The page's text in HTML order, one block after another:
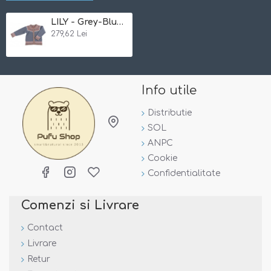
- foartecomod- excelent pentru casa sau exterior
aerisit sigros- perfect pentru sezonul rece, tine de
cald fara a supraincalzi
Varsta
0 - 3 luni
3 - 6 luni
6 - 12 luni
1 - 2 ani
3 - 4 ani
4 - 6 ani 110/116 cm
Certificate:
LILY - Grey-Blue 110/116 - Cardigan din lana merinos impletita - Iobio
279,62 Lei
Info utile
Distributie
SOL
ANPC
Cookie
Confidentialitate
Comenzi si Livrare
Contact
Livrare
Retur